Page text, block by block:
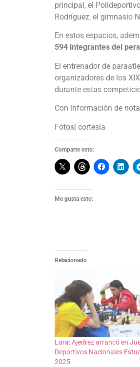
principal, el
Rodríguez, el gimnasio
En estos espacios,
594 integrantes del
El entrenador de
organizadores de los
durante estas
Con información de
Fotos| cortesía
Comparte esto:
Me gusta esto:
Relacionado
Lara: Ajedrez arrancó en
Deportivos Nacionales
2025